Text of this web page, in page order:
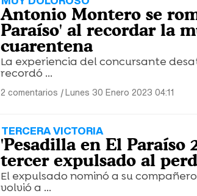
Antonio Montero se
Paraíso' al recordar la
cuarentena
La experiencia del concursante
recordó ...
2 comentarios |Lunes 30 Enero 2023 04:11
TERCERA VICTORIA
'Pesadilla en El Paraíso
tercer expulsado al
El expulsado nominó a su
volvió a ...